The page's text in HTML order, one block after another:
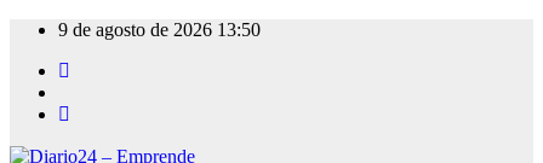
contenido
9 de agosto de 2026 13:50